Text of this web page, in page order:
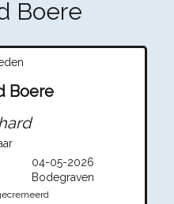
Boere
Boere
04-05-2026
Bodegraven